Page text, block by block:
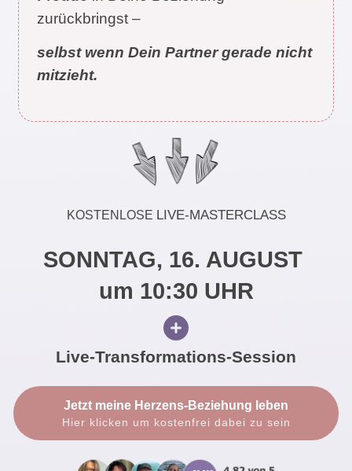
zurückbringst –
selbst wenn Dein Partner gerade nicht
mitzieht.
KOSTENLOSE LIVE-MASTERCLASS
SONNTAG, 16. AUGUST
um 10:30 UHR
Live-Transformations-Session
Jetzt meine Herzens-Beziehung leben
Hier klicken um kostenfrei dabei zu sein